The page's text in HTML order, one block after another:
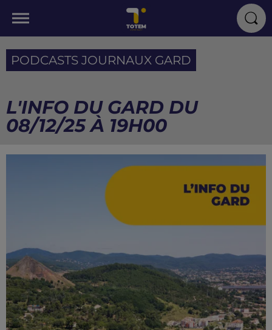
PODCASTS JOURNAUX GARD
L'INFO DU GARD DU
08/12/25 À 19H00